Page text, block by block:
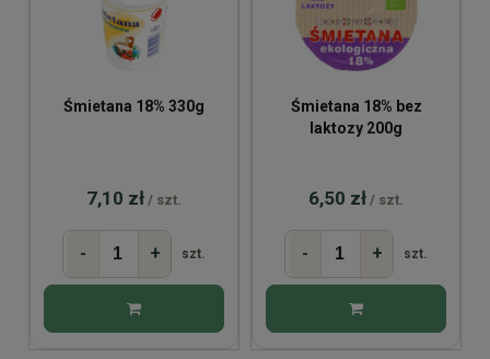
Śmietana 18% 330g
7,10 zł / szt.
- + szt.
Śmietana 18% bez
laktozy 200g
6,50 zł / szt.
- + szt.